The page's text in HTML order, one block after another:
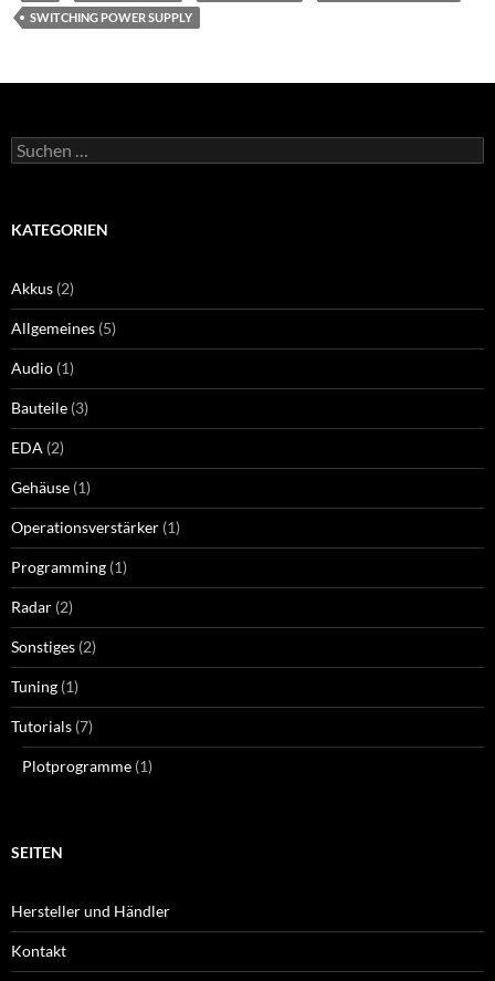
SWITCHING POWER SUPPLY
Suchen
nach:
KATEGORIEN
Akkus (2)
Allgemeines (5)
Audio (1)
Bauteile (3)
EDA (2)
Gehäuse (1)
Operationsverstärker (1)
Programming (1)
Radar (2)
Sonstiges (2)
Tuning (1)
Tutorials (7)
Plotprogramme (1)
SEITEN
Hersteller und Händler
Kontakt